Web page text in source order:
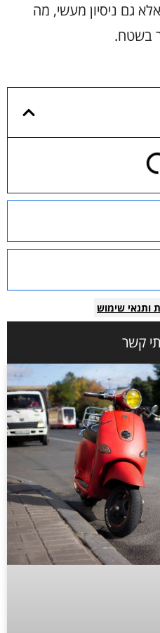
גם ניסיון מעשי, מה
בשטח.
ותנאי שימוש
קשר